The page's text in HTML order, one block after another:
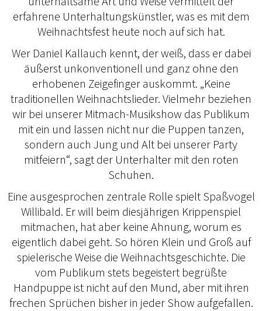
erfahrene Unterhaltungskünstler, was es mit dem
Weihnachtsfest heute noch auf sich hat.
Wer Daniel Kallauch kennt, der weiß, dass er dabei
äußerst unkonventionell und ganz ohne den
erhobenen Zeigefinger auskommt. „Keine
traditionellen Weihnachtslieder. Vielmehr beziehen
wir bei unserer Mitmach-Musikshow das Publikum
mit ein und lassen nicht nur die Puppen tanzen,
sondern auch Jung und Alt bei unserer Party
mitfeiern“, sagt der Unterhalter mit den roten
Schuhen.
Eine ausgesprochen zentrale Rolle spielt Spaßvogel
Willibald. Er will beim diesjährigen Krippenspiel
mitmachen, hat aber keine Ahnung, worum es
eigentlich dabei geht. So hören Klein und Groß auf
spielerische Weise die Weihnachtsgeschichte. Die
vom Publikum stets begeistert begrüßte
Handpuppe ist nicht auf den Mund, aber mit ihren
frechen Sprüchen bisher in jeder Show aufgefallen.